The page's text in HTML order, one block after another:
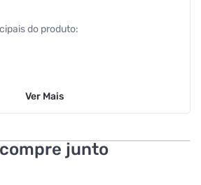
do produto:
Care
Ver Mais
junto